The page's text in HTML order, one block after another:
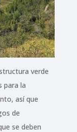
verde
para la
así que
de
se deben